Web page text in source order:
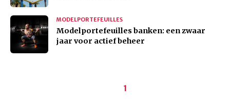
MODELPORTEFEUILLES
Modelportefeuilles banken: een zwaar
jaar voor actief beheer
Huidige
1